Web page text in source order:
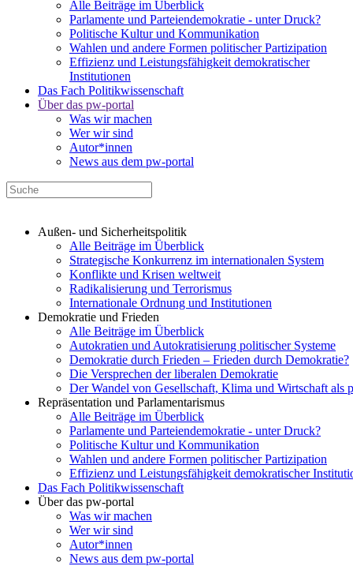
Alle Beiträge im Überblick
Parlamente und Parteiendemokratie - unter Druck?
Politische Kultur und Kommunikation
Wahlen und andere Formen politischer Partizipation
Effizienz und Leistungsfähigkeit demokratischer
Institutionen
Das Fach Politikwissenschaft
Über das pw-portal
Was wir machen
Wer wir sind
Autor*innen
News aus dem pw-portal
Außen- und Sicherheitspolitik
Alle Beiträge im Überblick
Strategische Konkurrenz im internationalen System
Konflikte und Krisen weltweit
Radikalisierung und Terrorismus
Internationale Ordnung und Institutionen
Demokratie und Frieden
Alle Beiträge im Überblick
Autokratien und Autokratisierung politischer Systeme
Demokratie durch Frieden – Frieden durch Demokratie?
Die Versprechen der liberalen Demokratie
Der Wandel von Gesellschaft, Klima und Wirtschaft als
Repräsentation und Parlamentarismus
Alle Beiträge im Überblick
Parlamente und Parteiendemokratie - unter Druck?
Politische Kultur und Kommunikation
Wahlen und andere Formen politischer Partizipation
Effizienz und Leistungsfähigkeit demokratischer
Das Fach Politikwissenschaft
Über das pw-portal
Was wir machen
Wer wir sind
Autor*innen
News aus dem pw-portal